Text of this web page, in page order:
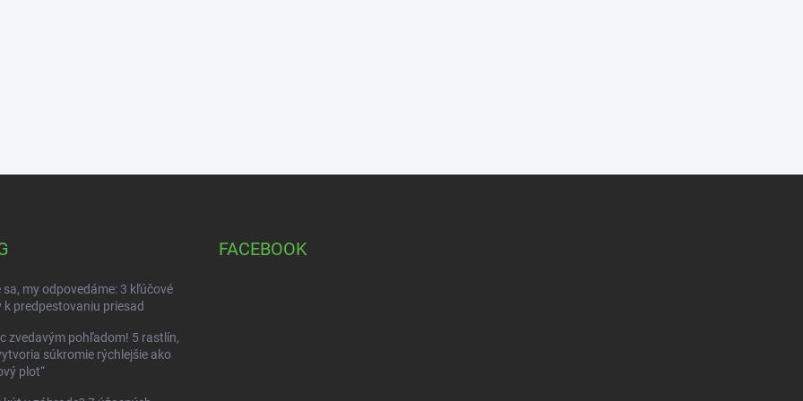
sa, my odpovedáme: 3 kľúčové
k predpestovaniu priesad
zvedavým pohľadom! 5 rastlín,
súkromie rýchlejšie ako
plot“
FACEBOOK